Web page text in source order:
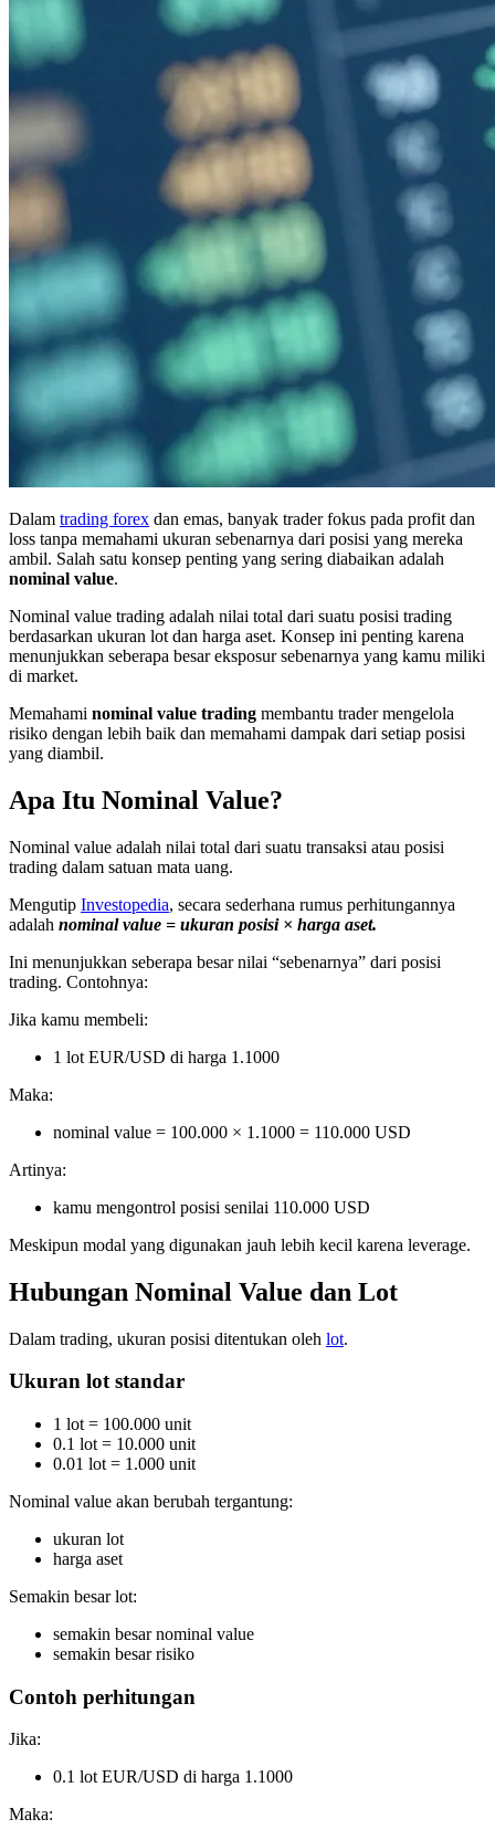
Dalam trading forex dan emas, banyak trader fokus pada profit dan
loss tanpa memahami ukuran sebenarnya dari posisi yang mereka
ambil. Salah satu konsep penting yang sering diabaikan adalah
nominal value.
Nominal value trading adalah nilai total dari suatu posisi trading
berdasarkan ukuran lot dan harga aset. Konsep ini penting karena
menunjukkan seberapa besar eksposur sebenarnya yang kamu miliki
di market.
Memahami nominal value trading membantu trader mengelola
risiko dengan lebih baik dan memahami dampak dari setiap posisi
yang diambil.
Apa Itu Nominal Value?
Nominal value adalah nilai total dari suatu transaksi atau posisi
trading dalam satuan mata uang.
Mengutip Investopedia, secara sederhana rumus perhitungannya
adalah nominal value = ukuran posisi × harga aset.
Ini menunjukkan seberapa besar nilai “sebenarnya” dari posisi
trading. Contohnya:
Jika kamu membeli:
1 lot EUR/USD di harga 1.1000
Maka:
nominal value = 100.000 × 1.1000 = 110.000 USD
Artinya:
kamu mengontrol posisi senilai 110.000 USD
Meskipun modal yang digunakan jauh lebih kecil karena leverage.
Hubungan Nominal Value dan Lot
Dalam trading, ukuran posisi ditentukan oleh lot.
Ukuran lot standar
1 lot = 100.000 unit
0.1 lot = 10.000 unit
0.01 lot = 1.000 unit
Nominal value akan berubah tergantung:
ukuran lot
harga aset
Semakin besar lot:
semakin besar nominal value
semakin besar risiko
Contoh perhitungan
Jika:
0.1 lot EUR/USD di harga 1.1000
Maka: